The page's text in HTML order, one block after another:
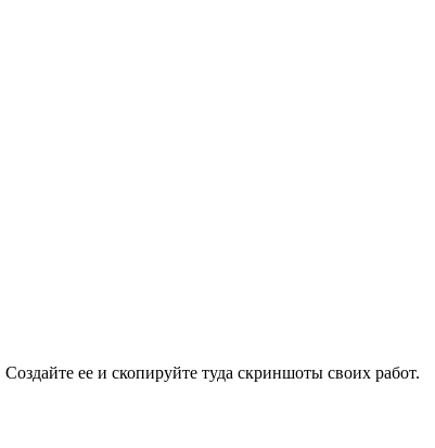
ее и скопируйте туда скриншоты своих работ.